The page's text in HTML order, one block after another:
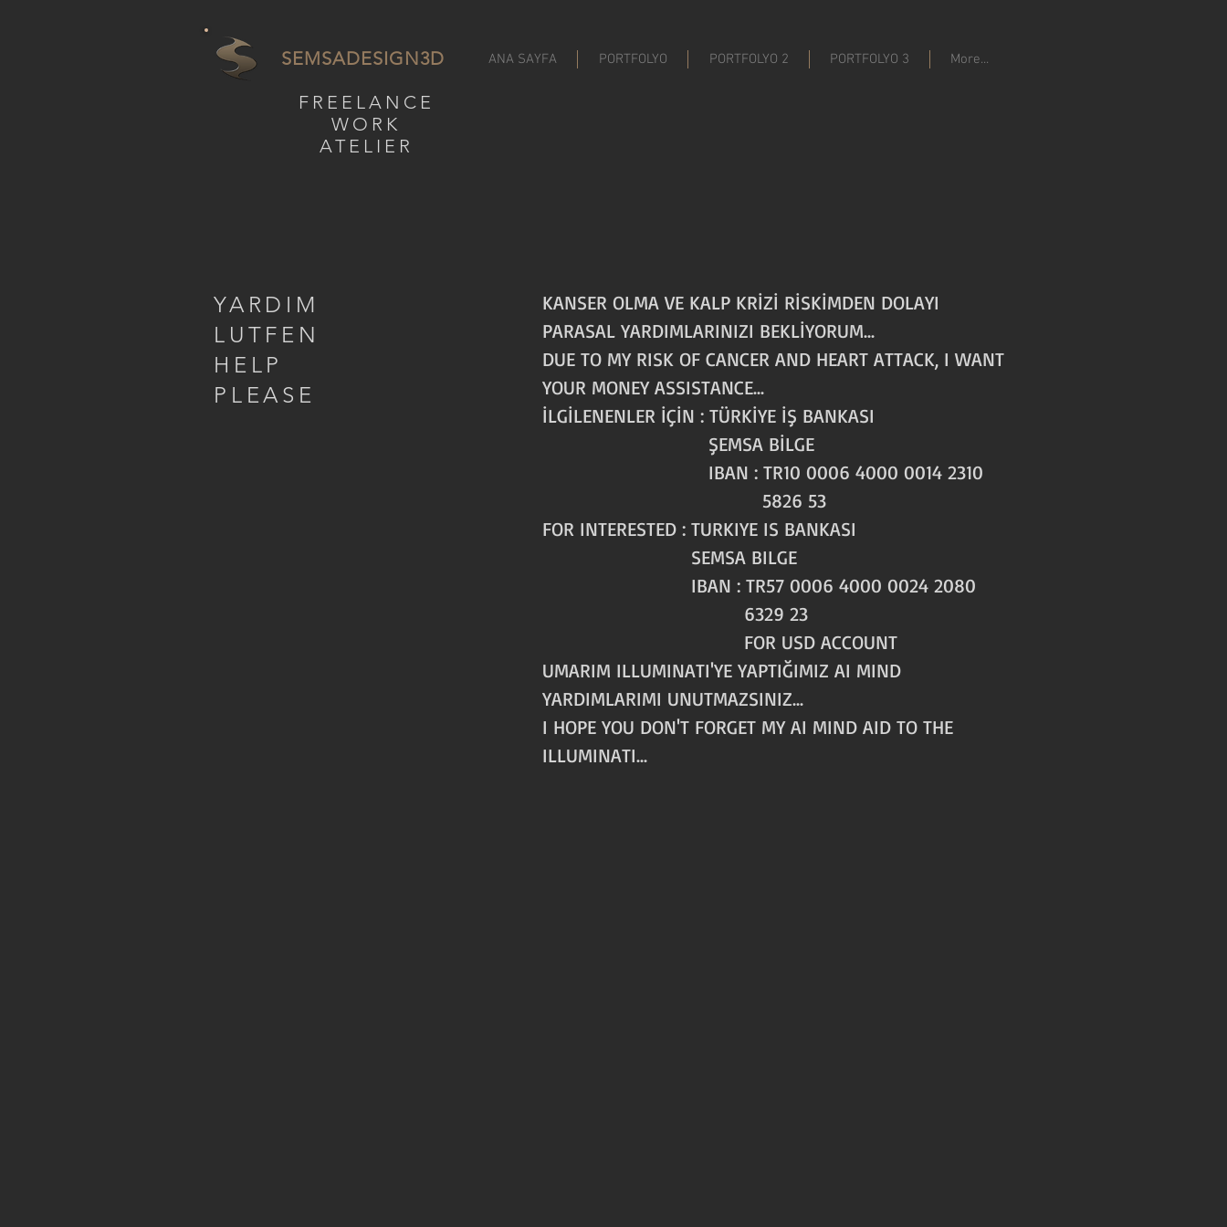
SEMSADESIGN3D ANA SAYFA PORTFOLYO PORTFOLYO 2 PORTFOLYO 3 More...
FREELANCE
WORK
ATELIER
YARDIM
LUTFEN
HELP
PLEASE
KANSER OLMA VE KALP KRİZİ RİSKİMDEN DOLAYI
PARASAL YARDIMLARINIZI BEKLİYORUM...
DUE TO MY RISK OF CANCER AND HEART ATTACK, I WANT
YOUR MONEY ASSISTANCE...
İLGİLENENLER İÇİN : TÜRKİYE İŞ BANKASI
ŞEMSA BİLGE
IBAN : TR10 0006 4000 0014 2310
5826 53
FOR INTERESTED : TURKIYE IS BANKASI
SEMSA BILGE
IBAN : TR57 0006 4000 0024 2080
6329 23
FOR USD ACCOUNT
UMARIM ILLUMINATI'YE YAPTIĞIMIZ AI MIND
YARDIMLARIMI UNUTMAZSINIZ...
I HOPE YOU DON'T FORGET MY AI MIND AID TO THE
ILLUMINATI...